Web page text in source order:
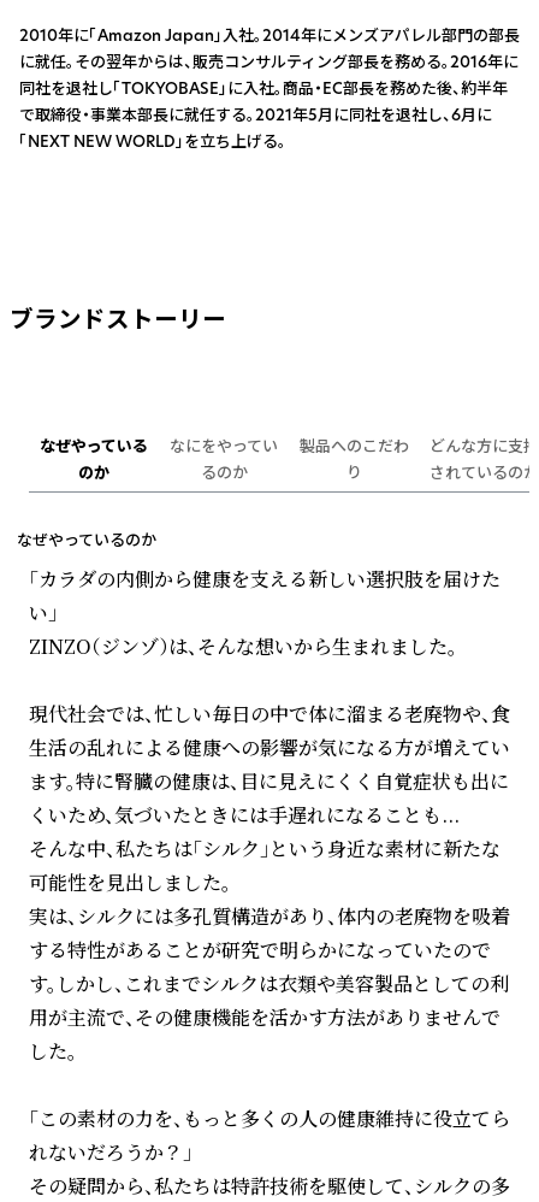
2010年に「Amazon Japan」入社。2014年にメンズアパレル部門の部長
に就任。その翌年からは、販売コンサルティング部長を務める。2016年に
同社を退社し「TOKYOBASE」に入社。商品・EC部長を務めた後、約半年
で取締役・事業本部長に就任する。2021年5月に同社を退社し、6月に
「NEXT NEW WORLD」を立ち上げる。
ブランドストーリー
なぜやっている
のか
なにをやってい
るのか
製品へのこだわ
り
どんな方に支持
されているのか
なぜやっているのか
「カラダの内側から健康を支える新しい選択肢を届けた
い」
ZINZO（ジンゾ）は、そんな想いから生まれました。
現代社会では、忙しい毎日の中で体に溜まる老廃物や、食
生活の乱れによる健康への影響が気になる方が増えてい
ます。特に腎臓の健康は、目に見えにくく自覚症状も出に
くいため、気づいたときには手遅れになることも...
そんな中、私たちは「シルク」という身近な素材に新たな
可能性を見出しました。
実は、シルクには多孔質構造があり、体内の老廃物を吸着
する特性があることが研究で明らかになっていたので
す。しかし、これまでシルクは衣類や美容製品としての利
用が主流で、その健康機能を活かす方法がありませんで
した。
「この素材の力を、もっと多くの人の健康維持に役立てら
れないだろうか？」
その疑問から、私たちは特許技術を駆使して、シルクの多